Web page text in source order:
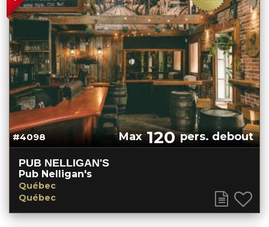
#4098 Max120pers. debout
PUB NELLIGAN'S
Pub Nelligan's
Québec
Québec